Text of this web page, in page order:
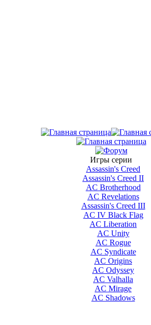
Игры серии
Assassin's Creed
Assassin's Creed II
AС Brotherhood
AC Revelations
Assassin's Creed III
AC IV Black Flag
AC Liberation
AC Unity
AC Rogue
AC Syndicate
AC Origins
AC Odyssey
AC Valhalla
AC Mirage
AC Shadows